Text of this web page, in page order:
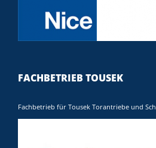
FACHBETRIEB TOUSEK
Fachbetrieb für Tousek Torantriebe und